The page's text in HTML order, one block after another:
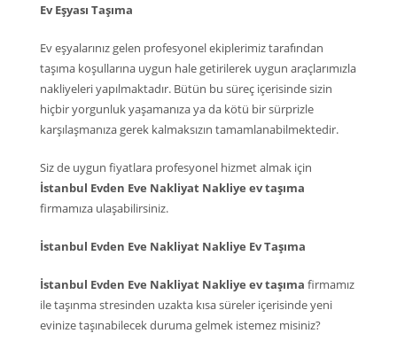
Ev Eşyası Taşıma
Ev eşyalarınız gelen profesyonel ekiplerimiz tarafından
taşıma koşullarına uygun hale getirilerek uygun araçlarımızla
nakliyeleri yapılmaktadır. Bütün bu süreç içerisinde sizin
hiçbir yorgunluk yaşamanıza ya da kötü bir sürprizle
karşılaşmanıza gerek kalmaksızın tamamlanabilmektedir.
Siz de uygun fiyatlara profesyonel hizmet almak için
İstanbul Evden Eve Nakliyat Nakliye ev taşıma
firmamıza ulaşabilirsiniz.
İstanbul Evden Eve Nakliyat Nakliye Ev Taşıma
İstanbul Evden Eve Nakliyat Nakliye ev taşıma firmamız
ile taşınma stresinden uzakta kısa süreler içerisinde yeni
evinize taşınabilecek duruma gelmek istemez misiniz?